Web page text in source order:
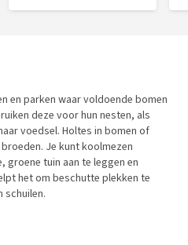
en parken waar voldoende bomen
deze voor hun nesten, als
voedsel. Holtes in bomen of
Je kunt koolmezen
groene tuin aan te leggen en
het om beschutte plekken te
schuilen.